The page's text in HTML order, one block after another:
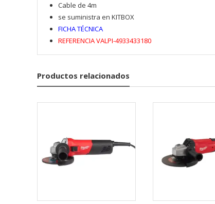
Cable de 4m
se suministra en KITBOX
FICHA TÉCNICA
REFERENCIA VALPI-4933433180
Productos relacionados